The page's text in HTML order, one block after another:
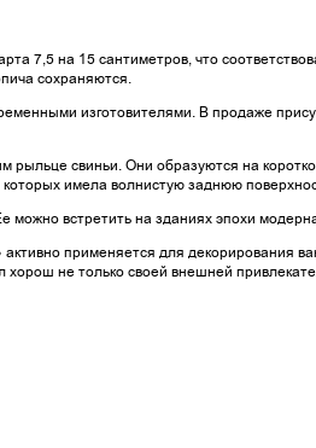
7,5 на 15 сантиметров, что
сохраняются.
изготовителями. В продаже
свиньи. Они образуются на
имела волнистую заднюю
можно встретить на зданиях эпохи
применяется для декорирования
не только своей внешней